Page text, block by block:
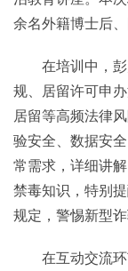
余名外籍博士后
在培训中，
规、居留许可申
居留等高频法律
验安全、数据安
常需求，详细讲
禁毒知识，特别
规定，警惕新型诈
在互动交流